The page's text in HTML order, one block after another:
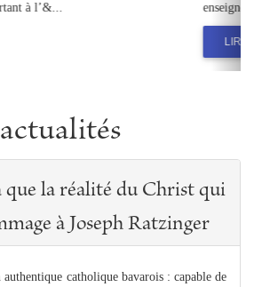
: parole de Die...
que la réalité du Christ qui
à Joseph Ratzinger
authentique catholique bavarois : capable de